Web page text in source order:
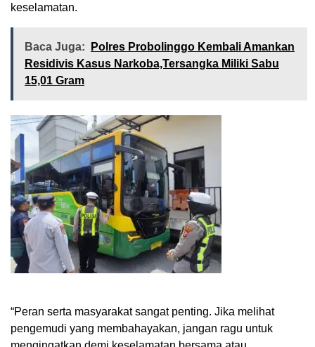
keselamatan.
Baca Juga:
Polres Probolinggo Kembali Amankan
Residivis Kasus Narkoba,Tersangka Miliki Sabu
15,01 Gram
“Peran serta masyarakat sangat penting. Jika melihat
pengemudi yang membahayakan, jangan ragu untuk